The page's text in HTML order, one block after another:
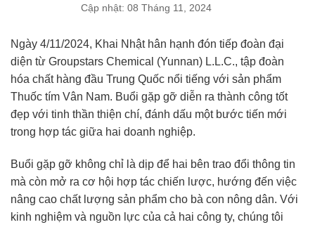
Cập nhật: 08 Tháng 11, 2024
Ngày 4/11/2024, Khai Nhật hân hạnh đón tiếp đoàn đại
diện từ Groupstars Chemical (Yunnan) L.L.C., tập đoàn
hóa chất hàng đầu Trung Quốc nổi tiếng với sản phẩm
Thuốc tím Vân Nam. Buổi gặp gỡ diễn ra thành công tốt
đẹp với tinh thần thiện chí, đánh dấu một bước tiến mới
trong hợp tác giữa hai doanh nghiệp.
Buổi gặp gỡ không chỉ là dịp để hai bên trao đổi thông tin
mà còn mở ra cơ hội hợp tác chiến lược, hướng đến việc
nâng cao chất lượng sản phẩm cho bà con nông dân. Với
kinh nghiệm và nguồn lực của cả hai công ty, chúng tôi